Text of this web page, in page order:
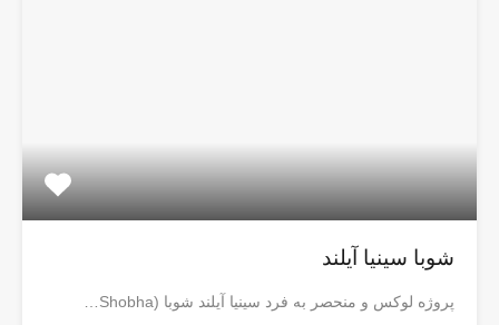
شوبا سینیا آیلند
پروژه لوکس و منحصر به فرد سینیا آیلند شوبا (Shobha…